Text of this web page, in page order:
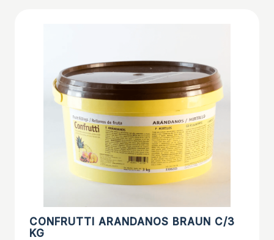
CONFRUTTI ARANDANOS BRAUN C/3
KG